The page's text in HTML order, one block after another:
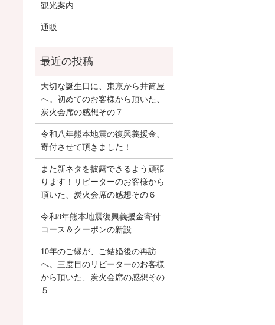
観光案内
通販
大切な誕生日に、東京から井筒屋
へ。初めてのお客様から頂いた、
炭火会席の感想その７
令和八年熊本地震の復興義援金、
寄付させて頂きました！
また新ネタを披露できるよう頑張
ります！リピーターのお客様から
頂いた、炭火会席の感想その６
令和8年熊本地震復興義援金寄付
コース＆クーポンの新設
10年のご縁が、ご結婚後の再訪
へ。三度目のリピーターのお客様
から頂いた、炭火会席の感想その
５